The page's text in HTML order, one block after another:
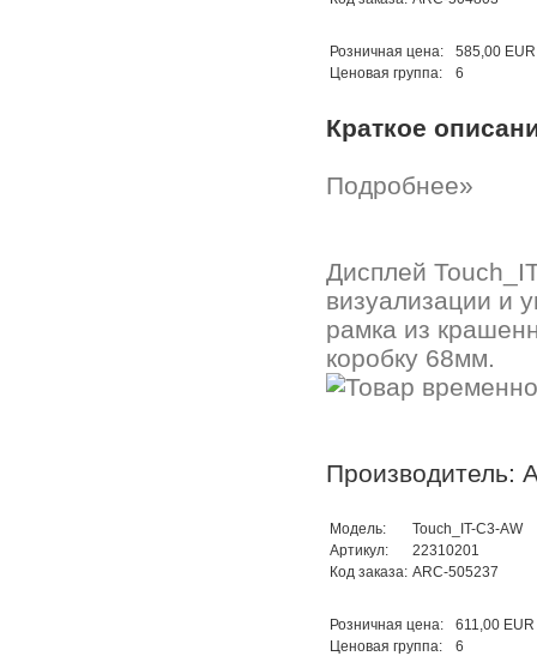
Розничная цена:
585,00 EUR
Ценовая группа:
6
Краткое
Подробнее»
Дисплей
визуализации и
рамка из
коробку 68мм.
Производитель:
Модель:
Touch_IT-C3-AW
Артикул:
22310201
Код заказа: ARC-505237
Розничная цена:
611,00 EUR
Ценовая группа:
6